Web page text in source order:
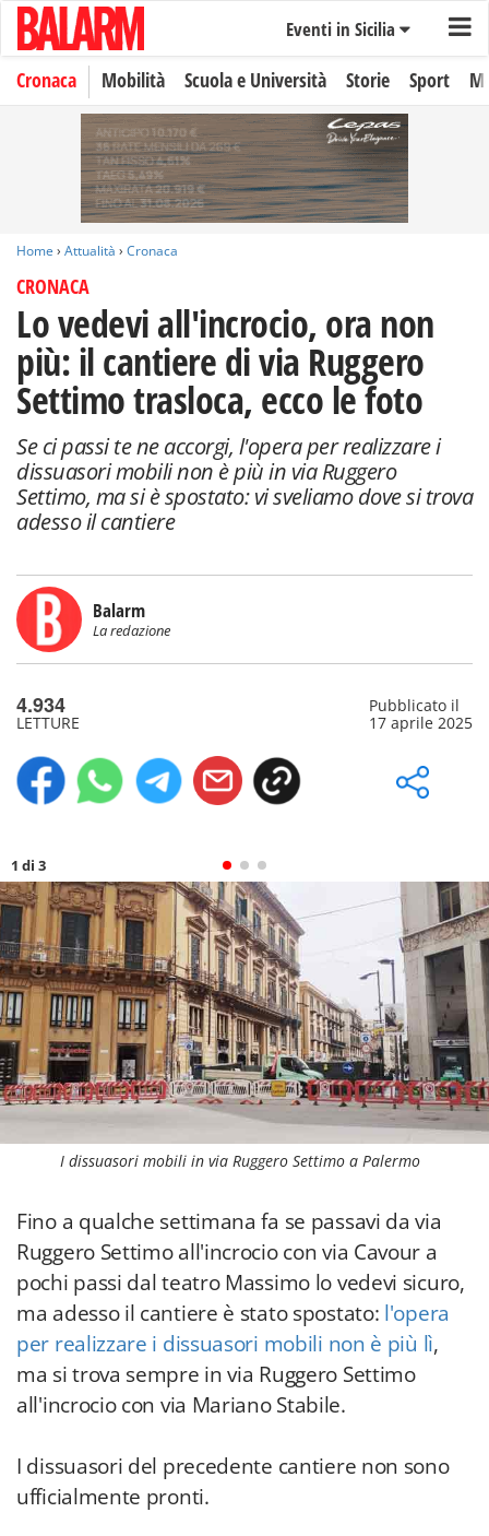
Eventi in Sicilia
Cronaca Mobilità Scuola e Università Storie Sport
Home › Attualità › Cronaca
CRONACA
Lo vedevi all'incrocio, ora non
più: il cantiere di via Ruggero
Settimo trasloca, ecco le foto
Se ci passi te ne accorgi, l'opera per realizzare i
dissuasori mobili non è più in via Ruggero
Settimo, ma si è spostato: vi sveliamo dove si trova
adesso il cantiere
Balarm
La redazione
4.934
LETTURE
Pubblicato il
17 aprile 2025
1 di 3
I dissuasori mobili in via Ruggero Settimo a Palermo
Fino a qualche settimana fa se passavi da via
Ruggero Settimo all'incrocio con via Cavour a
pochi passi dal teatro Massimo lo vedevi sicuro,
ma adesso il cantiere è stato spostato: l'opera
per realizzare i dissuasori mobili non è più lì,
ma si trova sempre in via Ruggero Settimo
all'incrocio con via Mariano Stabile.
I dissuasori del precedente cantiere non sono
ufficialmente pronti.